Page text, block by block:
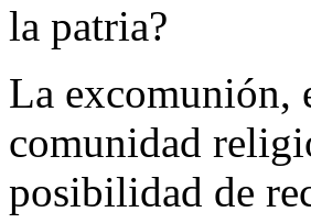
la patria?
La excomunión,
comunidad
posibilidad de